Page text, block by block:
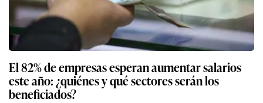
El 82% de empresas esperan aumentar salarios
este año: ¿quiénes y qué sectores serán los
beneficiados?